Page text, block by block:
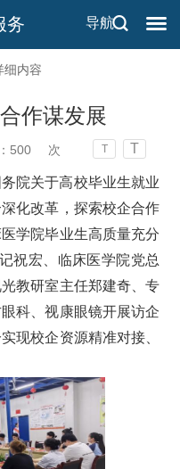
导航
务
细内容
作谋发展
500 次 T T
院关于高校毕业生就业
化改革，探索校企合作
学院毕业生高质量充分
祝宏、临床医学院党总
教研室主任郑建奇、专
科、视康眼镜开展访企
现校企资源精准对接、